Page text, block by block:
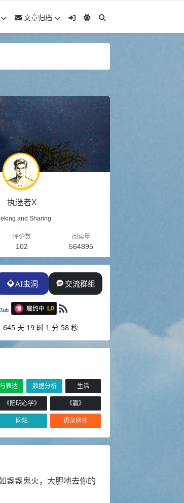
文章归档
执迷者X
and Sharing
评论数
102
阅读量
564895
AI虫洞 交流群组
645 天 19 时 2 分 0 秒
表达 数据分析 生活
《阳明心学》 《赢》
网站 语录摘抄
盏盏鬼火，大胆地去你的